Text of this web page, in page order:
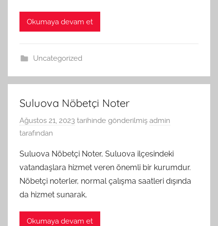
Okumaya devam et
Uncategorized
Suluova Nöbetçi Noter
Ağustos 21, 2023 tarihinde gönderilmiş admin
tarafından
Suluova Nöbetçi Noter, Suluova ilçesindeki
vatandaşlara hizmet veren önemli bir kurumdur.
Nöbetçi noterler, normal çalışma saatleri dışında
da hizmet sunarak,
Okumaya devam et